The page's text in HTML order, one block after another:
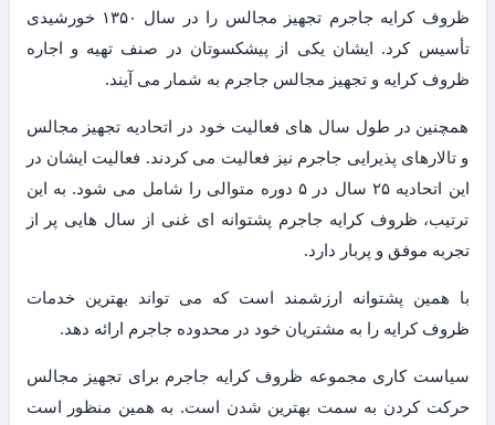
ظروف کرایه جاجرم تجهیز مجالس را در سال ۱۳۵۰ خورشیدی
تأسیس کرد. ایشان یکی از پیشکسوتان در صنف تهیه و اجاره
ظروف کرایه و تجهیز مجالس جاجرم به شمار می آیند.
همچنین در طول سال های فعالیت خود در اتحادیه تجهیز مجالس
و تالارهای پذیرایی جاجرم نیز فعالیت می کردند. فعالیت ایشان در
این اتحادیه ۲۵ سال در ۵ دوره متوالی را شامل می شود. به این
ترتیب، ظروف کرایه جاجرم پشتوانه ای غنی از سال هایی پر از
تجربه موفق و پربار دارد.
با همین پشتوانه ارزشمند است که می تواند بهترین خدمات
ظروف کرایه را به مشتریان خود در محدوده جاجرم ارائه دهد.
سیاست کاری مجموعه ظروف کرایه جاجرم برای تجهیز مجالس
حرکت کردن به سمت بهترین شدن است. به همین منظور است